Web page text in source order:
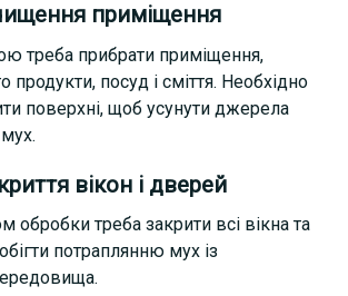
приміщення
треба прибрати приміщення,
продукти, посуд і сміття. Необхідно
поверхні, щоб усунути джерела
вікон і дверей
обробки треба закрити всі вікна та
потраплянню мух із